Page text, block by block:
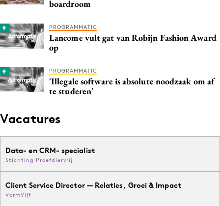
boardroom
PROGRAMMATIC
Lancome vult gat van Robijn Fashion Award
op
PROGRAMMATIC
'Illegale software is absolute noodzaak om af
te studeren'
Vacatures
Data- en CRM- specialist
Stichting Proefdiervrij
Client Service Director — Relaties, Groei & Impact
VormVijf